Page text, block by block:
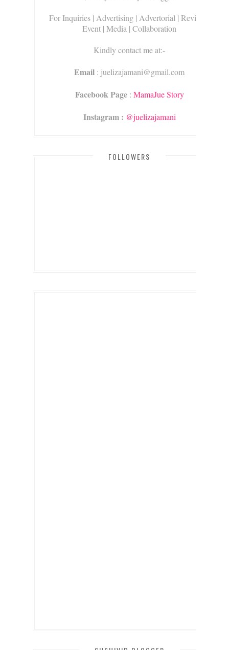
For Inquiries | Advertising | Advertorial | Review |
Event | Media | Collaboration
Kindly contact me at:-
Email : juelizajamani@gmail.com
Facebook Page: MamaJue Story
Instagram : @juelizajamani
FOLLOWERS